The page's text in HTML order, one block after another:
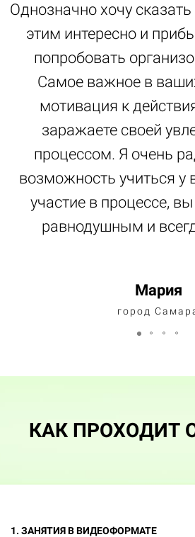
Однозначно хочу
этим интересно и
попробовать
Самое важное в
мотивация к
заражаете своей
процессом. Я очень
возможность учиться у
участие в процессе,
равнодушным и
Мария
город
КАК ПРОХОДИТ
1. ЗАНЯТИЯ В ВИДЕОФОРМАТЕ